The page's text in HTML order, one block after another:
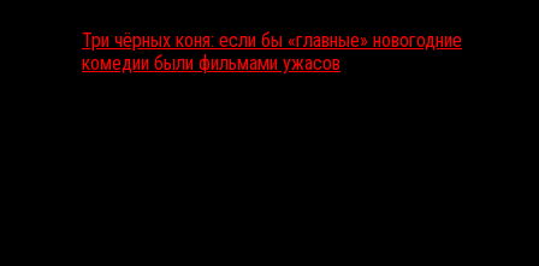
Три чёрных коня: если бы «главные» новогодние
комедии были фильмами ужасов